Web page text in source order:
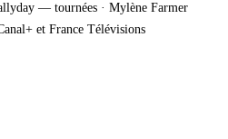
— tournées · Mylène Farmer
et France Télévisions